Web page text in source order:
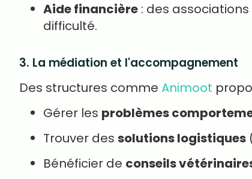
Aide financière : des
difficulté.
3. La médiation et l'accompagnement
Des structures comme Animoot
Gérer les problèmes
Trouver des solutions logistiques
Bénéficier de conseils